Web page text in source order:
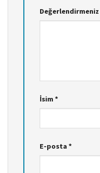
Değerlendirmeniz
İsim*
E-posta*